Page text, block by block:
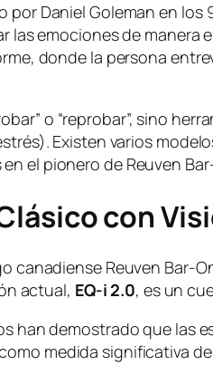
Daniel Goleman en los
emociones de manera
donde la persona
o “reprobar”, sino
Existen varios
el pionero de Reuven
con
canadiense Reuven Bar-
actual, EQ-i 2.0, es un
han demostrado que las
medida significativa